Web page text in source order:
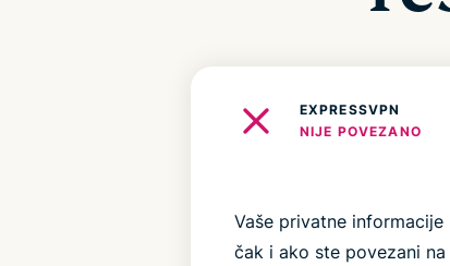
EXPRESSVPN
NIJE POVEZANO
Vaše privatne informacije
čak i ako ste povezani na